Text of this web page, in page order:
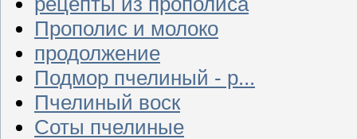
Прополис и молоко
продолжение
Подмор пчелиный - р...
Пчелиный воск
Соты пчелиные